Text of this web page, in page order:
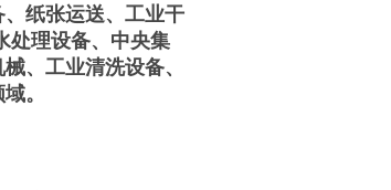
纸张运送、工业干
处理设备、中央集
、工业清洗设备、
。